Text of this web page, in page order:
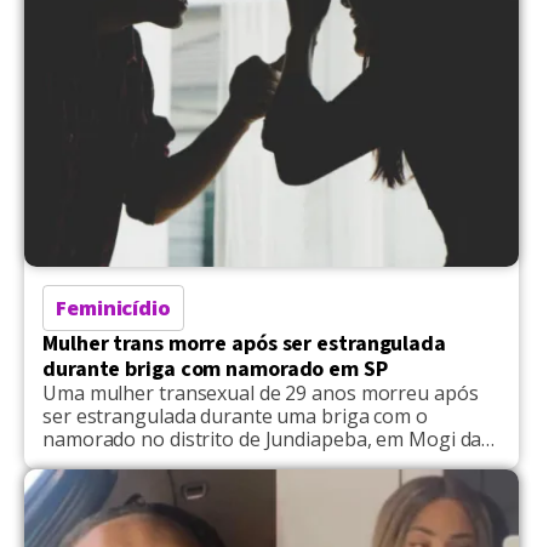
Feminicídio
Mulher trans morre após ser estrangulada
durante briga com namorado em SP
Uma mulher transexual de 29 anos morreu após
ser estrangulada durante uma briga com o
namorado no distrito de Jundiapeba, em Mogi das
Cruzes (SP). Segundo o boletim de ocorrência, a
vítima foi identificada como Luana Faria da Silva
Oliveira, de 29 anos, cujo caso ocorreu no último
sábado (9). A vítima chegou a ser […]